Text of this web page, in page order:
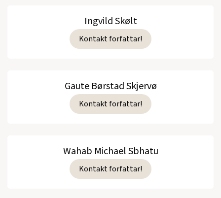
Ingvild Skølt
Kontakt forfattar!
Gaute Børstad Skjervø
Kontakt forfattar!
Wahab Michael Sbhatu
Kontakt forfattar!